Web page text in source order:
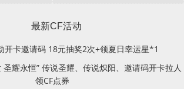
最新CF活动
开卡邀请码 18元抽奖2次+领夏日幸运星*1
圣耀永恒” 传说圣耀、传说炽阳、邀请码开卡拉人
领CF点券